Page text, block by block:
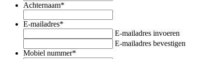
Achternaam*
E-mailadres*
E-mailadres invoeren
E-mailadres bevestigen
Mobiel nummer*